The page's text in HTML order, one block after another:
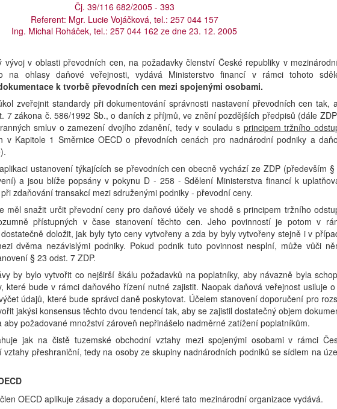
Čj. 39/116 682/2005 - 393
Referent: Mgr. Lucie Vojáčková, tel.: 257 044 157
Ing. Michal Roháček, tel.: 257 044 162 ze dne 23. 12. 2005
vývoj v oblasti převodních cen, na požadavky členství České republiky v
na ohlasy daňové veřejnosti, vydává Ministerstvo financí v rámci tohoto
k tvorbě převodních cen mezi spojenými osobami.
zveřejnit standardy při dokumentování správnosti nastavení převodních cen tak,
7 zákona č. 586/1992 Sb., o daních z příjmů, ve znění pozdějších předpisů (dále
smluv o zamezení dvojího zdanění, tedy v souladu s principem tržního
v Kapitole 1 Směrnice OECD o převodních cenách pro nadnárodní podniky a
ustanovení týkajících se převodních cen obecně vychází ze ZDP (především §
a jsou blíže popsány v pokynu D - 258 - Sdělení Ministerstva financí k
zdaňování transakcí mezi sdruženými podniky - převodní ceny.
měl snažit určit převodní ceny pro daňové účely ve shodě s principem tržního
přístupných v čase stanovení těchto cen. Jeho povinností je potom v
doložit, jak byly tyto ceny vytvořeny a zda by byly vytvořeny stejně i v
dvěma nezávislými podniky. Pokud podnik tuto povinnost nesplní, může vůči
§ 23 odst. 7 ZDP.
by bylo vytvořit co nejširší škálu požadavků na poplatníky, aby návazně byla
které bude v rámci daňového řízení nutné zajistit. Naopak daňová veřejnost usiluje o
údajů, které bude správci daně poskytovat. Účelem stanovení doporučení pro
jakýsi konsensus těchto dvou tendencí tak, aby se zajistil dostatečný objem
aby požadované množství zároveň nepřinášelo nadměrné zatížení poplatníkům.
jak na čistě tuzemské obchodní vztahy mezi spojenými osobami v rámci
vztahy přeshraniční, tedy na osoby ze skupiny nadnárodních podniků se sídlem na
OECD aplikuje zásady a doporučení, které tato mezinárodní organizace vydává.